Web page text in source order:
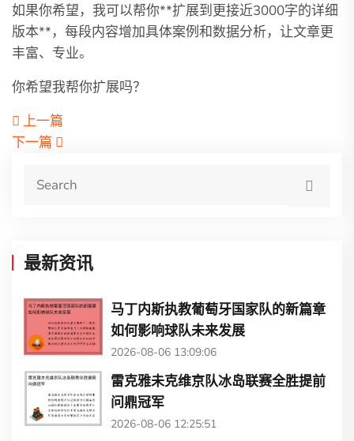
如果你希望，我可以帮你**扩展到更接近3000字的详细
版本**，每段内容增加具体案例和数据分析，让文章更
丰富、专业。
你希望我帮你扩展吗？
上一篇
下一篇
最新资讯
马丁内斯执教葡萄牙国家队的新篇章
如何影响球队未来发展
2026-08-06 13:09:06
雷克雅未克维京队冰岛联赛全胜提前
问鼎冠军
2026-08-06 12:25:51